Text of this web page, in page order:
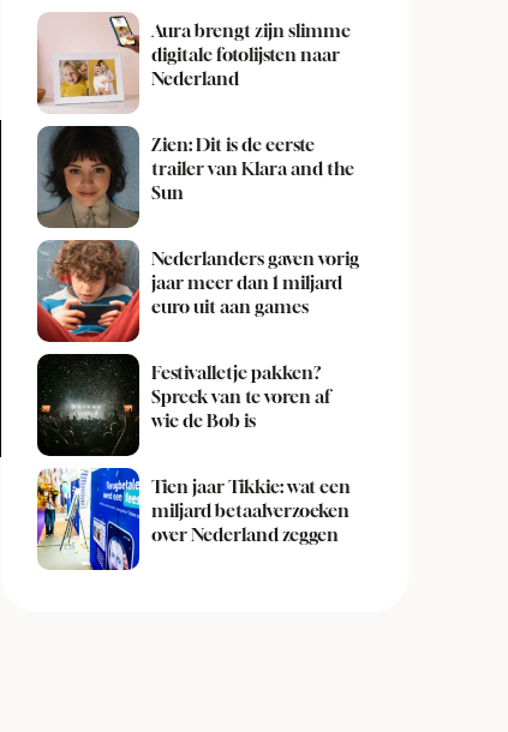
Aura brengt zijn slimme
digitale fotolijsten naar
Nederland
Zien: Dit is de eerste
trailer van Klara and the
Sun
Nederlanders gaven vorig
jaar meer dan 1 miljard
euro uit aan games
Festivalletje pakken?
Spreek van te voren af
wie de Bob is
Tien jaar Tikkie: wat een
miljard betaalverzoeken
over Nederland zeggen